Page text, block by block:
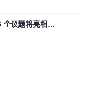
议题将亮相